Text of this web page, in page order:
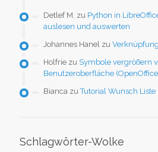
Detlef M. zu Python in
auslesen und auswerten
Johannes Hanel zu
Holfrie zu Symbole vergrößern
Benutzeroberfläche
Bianca zuTutorial Wunsch Liste
Schlagwörter-Wolke